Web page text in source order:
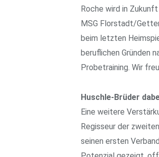
Roche wird in
MSG Florstadt/
beim letzten
beruflichen Gründen
Probetraining. Wir
Huschle-Brüder
Eine weitere
Regisseur der
seinen ersten